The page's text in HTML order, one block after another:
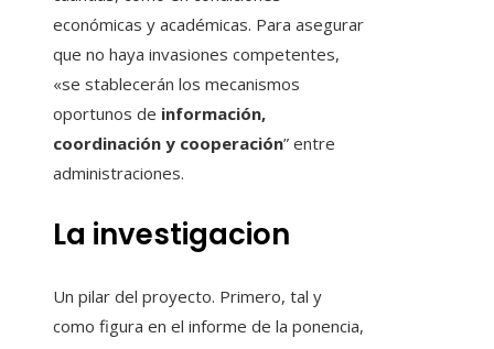
económicas y académicas. Para asegurar
que no haya invasiones competentes,
«se stablecerán los mecanismos
oportunos de información,
coordinación y cooperación” entre
administraciones.
La investigacion
Un pilar del proyecto. Primero, tal y
como figura en el informe de la ponencia,